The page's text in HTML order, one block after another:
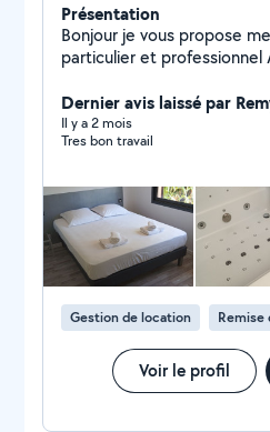
Présentation
Bonjour je vous propose
particulier et professionnel Ainsi que le repassage
Expérience de plus de 15 ans Merci
Cordialement
Dernier avis laissé par
Il y a 2 mois
Tres bon travail
Gestion de location Remise
Voir le profil